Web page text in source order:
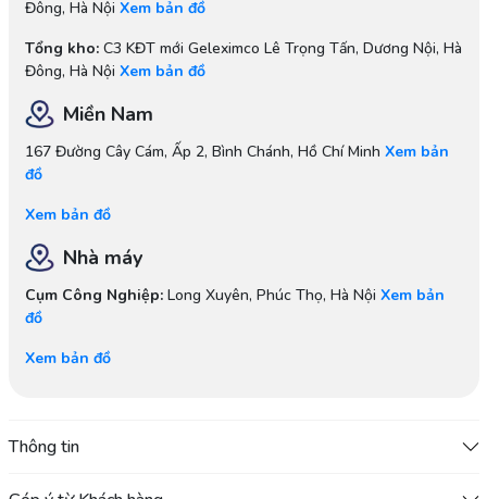
Đông, Hà Nội Xem bản đồ
Tổng kho:C3 KĐT mới Geleximco Lê Trọng Tấn, Dương Nội, Hà
Đông, Hà Nội Xem bản đồ
Miền Nam
167 Đường Cây Cám, Ấp 2, Bình Chánh, Hồ Chí Minh Xem bản
đồ
Xem bản đồ
Nhà máy
Cụm Công Nghiệp:Long Xuyên, Phúc Thọ, Hà Nội Xem bản
đồ
Xem bản đồ
Thông tin